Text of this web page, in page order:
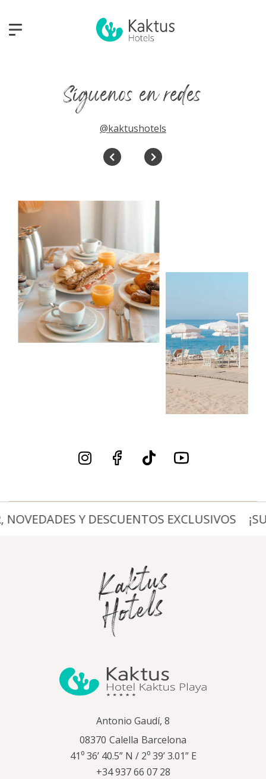
Síguenos en redes
@kaktushotels
Y DESCUENTOS EXCLUSIVOS
Antonio Gaudí, 8
08370 Calella Barcelona
41⁰ 36’ 40.5” N / 2⁰ 39’ 3.01” E
+34 937 66 07 28